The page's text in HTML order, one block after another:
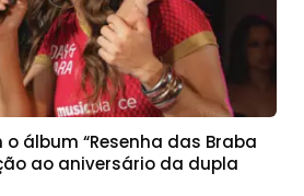
álbum “Resenha das Braba
ao aniversário da dupla